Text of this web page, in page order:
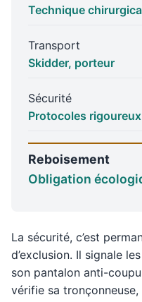
Technique
Transport
Skidder, porteur
Sécurité
Protocoles rigoureux
Reboisement
Obligation
La sécurité, c’est
d’exclusion. Il signale
son pantalon anti-
vérifie sa